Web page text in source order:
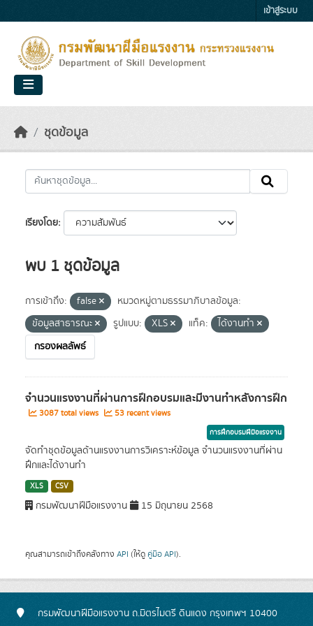
เข้าสู่ระบบ
ชุดข้อมูล
เรียงโดย
พบ 1 ชุดข้อมูล
การเข้าถึง: false
หมวดหมู่ตามธรรมาภิบาลข้อมูล:
ข้อมูลสาธารณะ
รูปแบบ: XLS แท็ค:
ได้งานทำ
กรองผลลัพธ์
จำนวนแรงงานที่ผ่านการฝึกอบรมและมีงานทำหลังการฝึก
3087 total views 53 recent views
การฝึกอบรมฝีมือแรงงาน
จัดทำชุดข้อมูลด้านแรงงานการวิเคราะห์ข้อมูล จำนวนแรงงานที่ผ่าน
ฝึกและได้งานทำ
XLS CSV
กรมพัฒนาฝีมือแรงงาน 15 มิถุนายน 2568
คุณสามารถเข้าถึงคลังทาง API (ให้ดู คู่มือ API).
กรมพัฒนาฝีมือแรงงาน ถ.มิตรไมตรี ดินแดง กรุงเทพฯ 10400